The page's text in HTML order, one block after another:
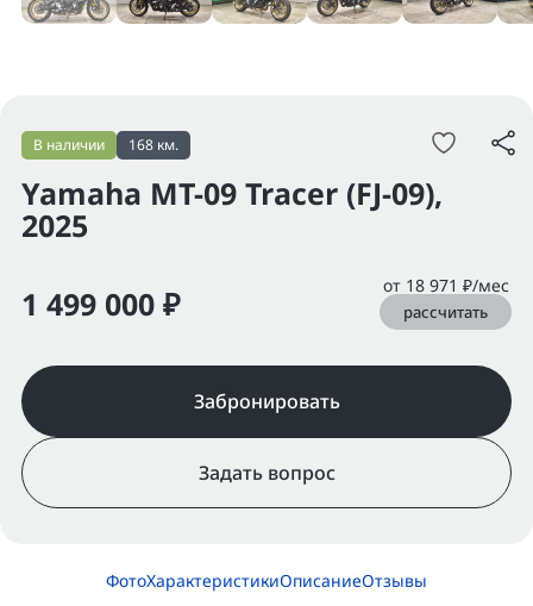
Yamaha MT-09 Tracer (FJ-09),
2025
В наличии 168 км.
1 499 000 ₽ от 18 971 ₽/мес
рассчитать
Забронировать
Задать вопрос
ФотоХарактеристикиОписаниеОтзывы